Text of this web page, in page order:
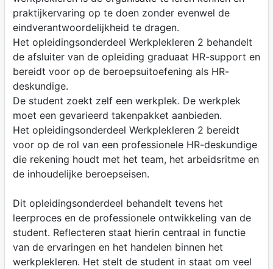
praktijkervaring op te doen zonder evenwel de
eindverantwoordelijkheid te dragen.
Het opleidingsonderdeel Werkplekleren 2 behandelt
de afsluiter van de opleiding graduaat HR-support en
bereidt voor op de beroepsuitoefening als HR-
deskundige.
De student zoekt zelf een werkplek. De werkplek
moet een gevarieerd takenpakket aanbieden.
Het opleidingsonderdeel Werkplekleren 2 bereidt
voor op de rol van een professionele HR-deskundige
die rekening houdt met het team, het arbeidsritme en
de inhoudelijke beroepseisen.
Dit opleidingsonderdeel behandelt tevens het
leerproces en de professionele ontwikkeling van de
student. Reflecteren staat hierin centraal in functie
van de ervaringen en het handelen binnen het
werkplekleren. Het stelt de student in staat om veel